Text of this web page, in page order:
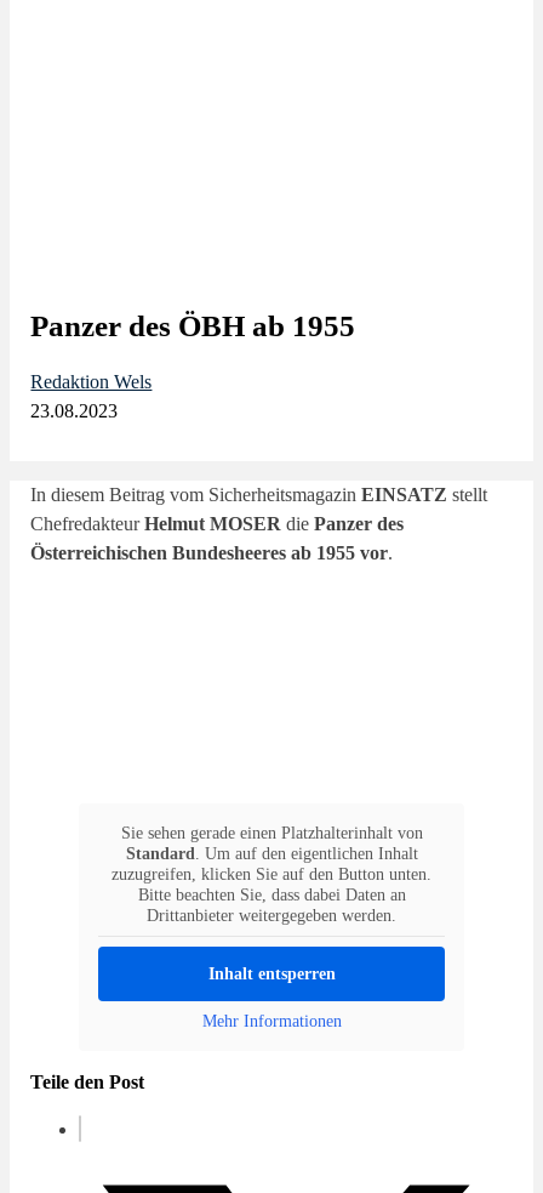
Panzer des ÖBH ab 1955
Redaktion Wels
23.08.2023
In diesem Beitrag vom Sicherheitsmagazin EINSATZ stellt
ChefredakteurHelmut MOSER diePanzer des
Österreichischen Bundesheeres ab 1955 vor.
Sie sehen gerade einen Platzhalterinhalt von
Standard. Um auf den eigentlichen Inhalt
zuzugreifen, klicken Sie auf den Button unten.
Bitte beachten Sie, dass dabei Daten an
Drittanbieter weitergegeben werden.
Inhalt entsperren
Mehr Informationen
Teile den Post